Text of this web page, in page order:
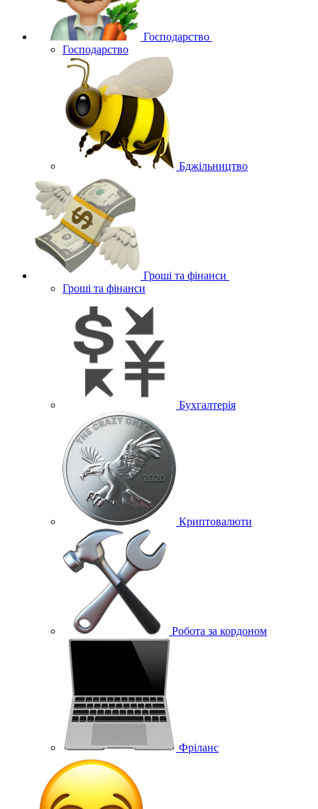
Господарство
Господарство
Бджільництво
Гроші та фінанси
Гроші та фінанси
Бухгалтерія
Криптовалюти
Робота за кордоном
Фріланс